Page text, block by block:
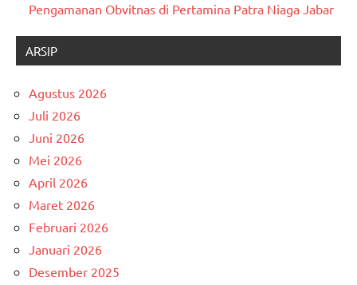
Pengamanan Obvitnas di Pertamina Patra Niaga Jabar
ARSIP
Agustus 2026
Juli 2026
Juni 2026
Mei 2026
April 2026
Maret 2026
Februari 2026
Januari 2026
Desember 2025